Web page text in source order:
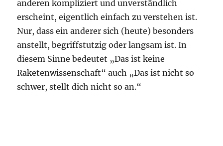
anderen kompliziert und unverständlich
erscheint, eigentlich einfach zu verstehen ist.
Nur, dass ein anderer sich (heute) besonders
anstellt, begriffstutzig oder langsam ist. In
diesem Sinne bedeutet „Das ist keine
Raketenwissenschaft“ auch „Das ist nicht so
schwer, stellt dich nicht so an.“